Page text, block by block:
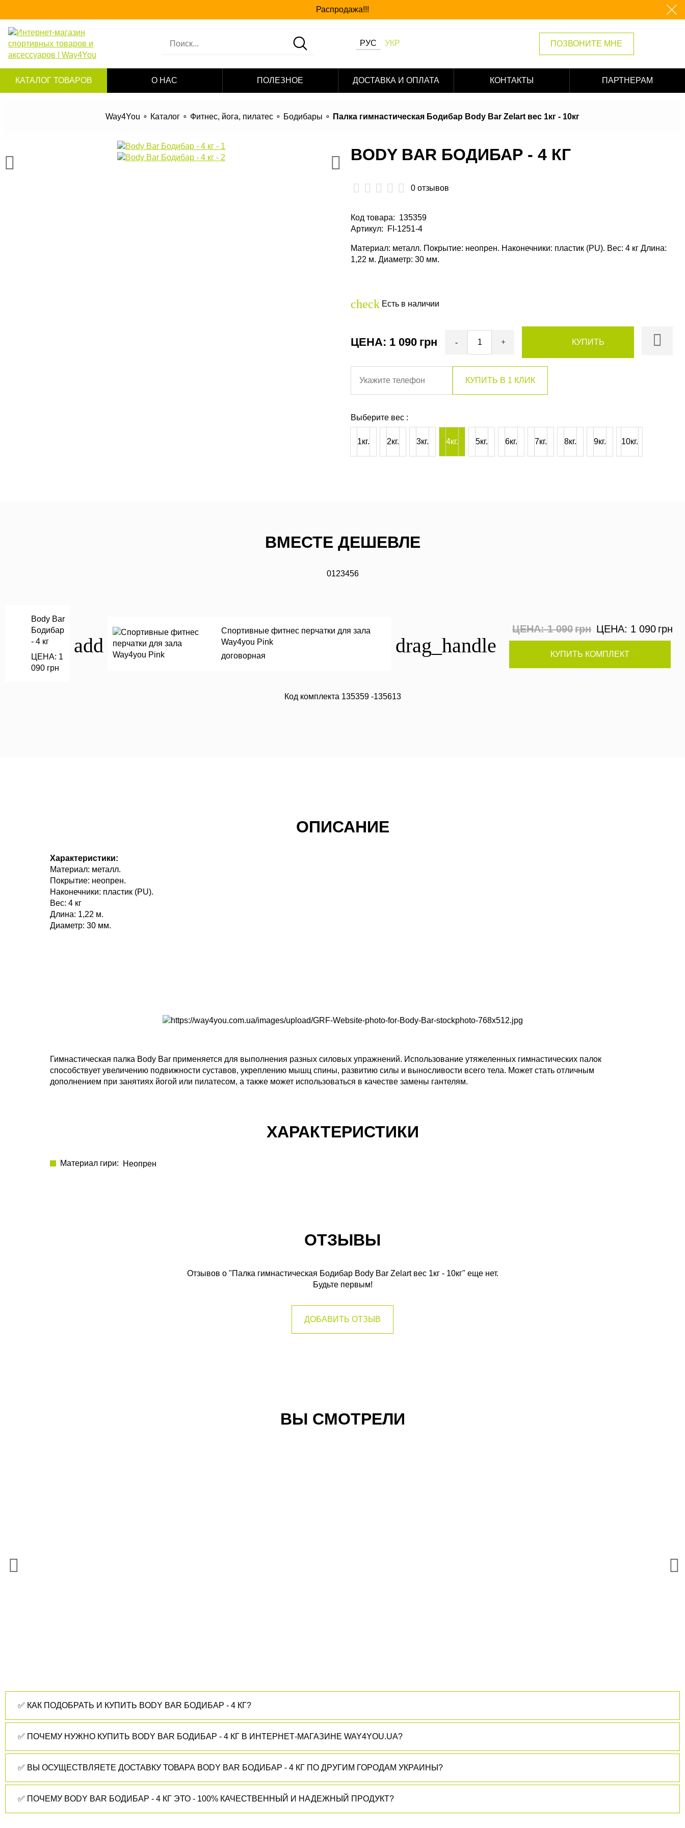
Распродажа!!!
РУС УКР ПОЗВОНИТЕ МНЕ
КАТАЛОГ ТОВАРОВ О НАС ПОЛЕЗНОЕ ДОСТАВКА И ОПЛАТА КОНТАКТЫ ПАРТНЕРАМ
Way4You Каталог Фитнес, йога, пилатес Бодибары Палка гимнастическая Бодибар Body Bar Zelart вес 1кг - 10кг
BODY BAR БОДИБАР - 4 КГ
0 отзывов
Код товара: 135359
Артикул: FI-1251-4
check Есть в наличии
ЦЕНА: 1 090 грн КУПИТЬ
- +
Выберите вес :
1кг. 2кг. 3кг. 4кг. 5кг. 6кг. 7кг. 8кг. 9кг. 10кг.
Материал: металл. Покрытие: неопрен. Наконечники: пластик (PU). Вес: 4 кг Длина:
1,22 м. Диаметр: 30 мм.
ВМЕСТЕ ДЕШЕВЛЕ
0123456
Body Bar
Бодибар
- 4 кг
ЦЕНА: 1
090 грн
add
Спортивные фитнес перчатки для зала
Way4you Pink
договорная
drag_handle
ЦЕНА: 1 090грн ЦЕНА: 1 090 грн
КУПИТЬ КОМПЛЕКТ
Код комплекта 135359 -135613
ОПИСАНИЕ
Характеристики:
Материал: металл.
Покрытие: неопрен.
Наконечники: пластик (PU).
Вес: 4 кг
Длина: 1,22 м.
Диаметр: 30 мм.
Гимнастическая палка Body Bar применяется для выполнения разных силовых упражнений. Использование утяжеленных гимнастических палок
способствует увеличению подвижности суставов, укреплению мышц спины, развитию силы и выносливости всего тела. Может стать отличным
дополнением при занятиях йогой или пилатесом, а также может использоваться в качестве замены гантелям.
ХАРАКТЕРИСТИКИ
Материал гири Неопрен
ОТЗЫВЫ
ДОБАВИТЬ ОТЗЫВ
Отзывов о "Палка гимнастическая Бодибар Body Bar Zelart вес 1кг - 10кг" еще нет.
Будьте первым!
ВЫ СМОТРЕЛИ
✅ КАК ПОДОБРАТЬ И КУПИТЬ BODY BAR БОДИБАР - 4 КГ?
✅ ПОЧЕМУ НУЖНО КУПИТЬ BODY BAR БОДИБАР - 4 КГ В ИНТЕРНЕТ-МАГАЗИНЕ WAY4YOU.UA?
✅ ВЫ ОСУЩЕСТВЛЯЕТЕ ДОСТАВКУ ТОВАРА BODY BAR БОДИБАР - 4 КГ ПО ДРУГИМ ГОРОДАМ УКРАИНЫ?
✅ ПОЧЕМУ BODY BAR БОДИБАР - 4 КГ ЭТО - 100% КАЧЕСТВЕННЫЙ И НАДЕЖНЫЙ ПРОДУКТ?